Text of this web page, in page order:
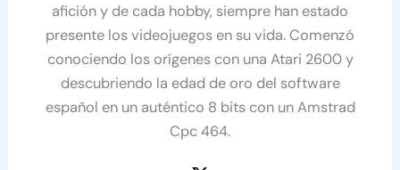
afición y de cada hobby, siempre han estado
presente los videojuegos en su vida. Comenzó
conociendo los orígenes con una Atari 2600 y
descubriendo la edad de oro del software
español en un auténtico 8 bits con un Amstrad
Cpc 464.